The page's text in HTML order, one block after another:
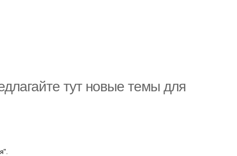
тут новые темы для